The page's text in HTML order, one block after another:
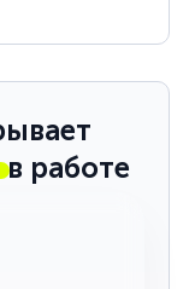
в работе